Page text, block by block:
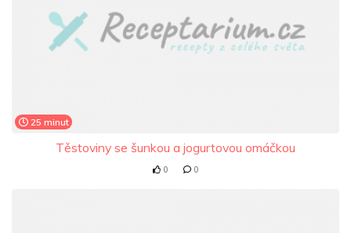
25 minut
Těstoviny se šunkou a jogurtovou omáčkou
0 0